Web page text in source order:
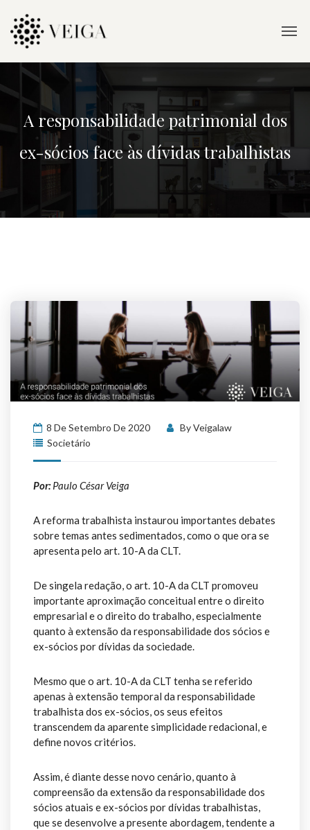
A responsabilidade patrimonial dos
ex-sócios face às dívidas trabalhistas
8 De Setembro De 2020 ByVeigalaw
Societário
Por:Paulo César Veiga
A reforma trabalhista instaurou importantes debates
sobre temas antes sedimentados, como o que ora se
apresenta pelo art. 10-A da CLT.
De singela redação, o art. 10-A da CLT promoveu
importante aproximação conceitual entre o direito
empresarial e o direito do trabalho, especialmente
quanto à extensão da responsabilidade dos sócios e
ex-sócios por dívidas da sociedade.
Mesmo que o art. 10-A da CLT tenha se referido
apenas à extensão temporal da responsabilidade
trabalhista dos ex-sócios, os seus efeitos
transcendem da aparente simplicidade redacional, e
define novos critérios.
Assim, é diante desse novo cenário, quanto à
compreensão da extensão da responsabilidade dos
sócios atuais e ex-sócios por dívidas trabalhistas,
que se desenvolve a presente abordagem, tendente a